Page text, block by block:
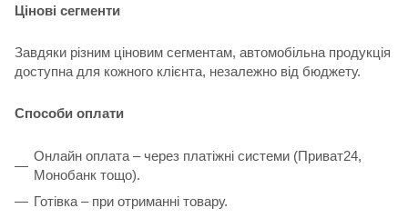
Цінові сегменти
Завдяки різним ціновим сегментам, автомобільна продукція
доступна для кожного клієнта, незалежно від бюджету.
Способи оплати
Онлайн оплата – через платіжні системи (Приват24,
Монобанк тощо).
Готівка – при отриманні товару.